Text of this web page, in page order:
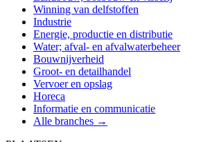
Winning van delfstoffen
Industrie
Energie, productie en distributie
Water; afval- en afvalwaterbeheer
Bouwnijverheid
Groot- en detailhandel
Vervoer en opslag
Horeca
Informatie en communicatie
Alle branches →